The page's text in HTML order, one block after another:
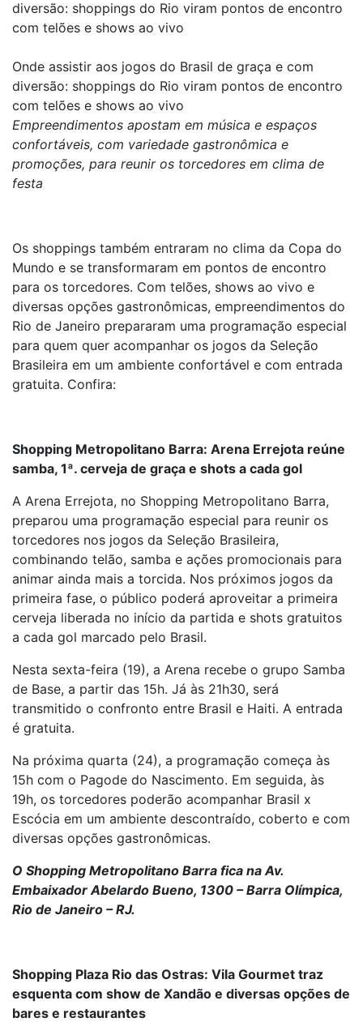
diversão: shoppings do Rio viram pontos de encontro
com telões e shows ao vivo
Onde assistir aos jogos do Brasil de graça e com
diversão: shoppings do Rio viram pontos de encontro
com telões e shows ao vivo
Empreendimentos apostam em música e espaços
confortáveis, com variedade gastronômica e
promoções, para reunir os torcedores em clima de
festa
Os shoppings também entraram no clima da Copa do
Mundo e se transformaram em pontos de encontro
para os torcedores. Com telões, shows ao vivo e
diversas opções gastronômicas, empreendimentos do
Rio de Janeiro prepararam uma programação especial
para quem quer acompanhar os jogos da Seleção
Brasileira em um ambiente confortável e com entrada
gratuita. Confira:
Shopping Metropolitano Barra: Arena Errejota reúne
samba, 1ª. cerveja de graça e shots a cada gol
A Arena Errejota, no Shopping Metropolitano Barra,
preparou uma programação especial para reunir os
torcedores nos jogos da Seleção Brasileira,
combinando telão, samba e ações promocionais para
animar ainda mais a torcida. Nos próximos jogos da
primeira fase, o público poderá aproveitar a primeira
cerveja liberada no início da partida e shots gratuitos
a cada gol marcado pelo Brasil.
Nesta sexta-feira (19), a Arena recebe o grupo Samba
de Base, a partir das 15h. Já às 21h30, será
transmitido o confronto entre Brasil e Haiti. A entrada
é gratuita.
Na próxima quarta (24), a programação começa às
15h com o Pagode do Nascimento. Em seguida, às
19h, os torcedores poderão acompanhar Brasil x
Escócia em um ambiente descontraído, coberto e com
diversas opções gastronômicas.
O Shopping Metropolitano Barra fica na Av.
Embaixador Abelardo Bueno, 1300 – Barra Olímpica,
Rio de Janeiro – RJ.
Shopping Plaza Rio das Ostras: Vila Gourmet traz
esquenta com show de Xandão e diversas opções de
bares e restaurantes